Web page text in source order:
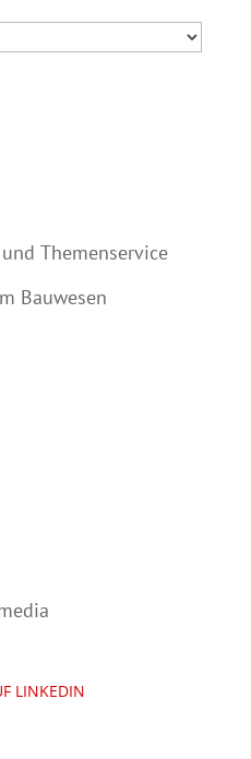
Themenservice
Bauwesen
LINKEDIN